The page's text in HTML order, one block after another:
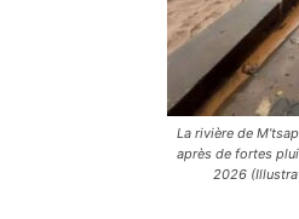
La rivière de
après de fortes
2026